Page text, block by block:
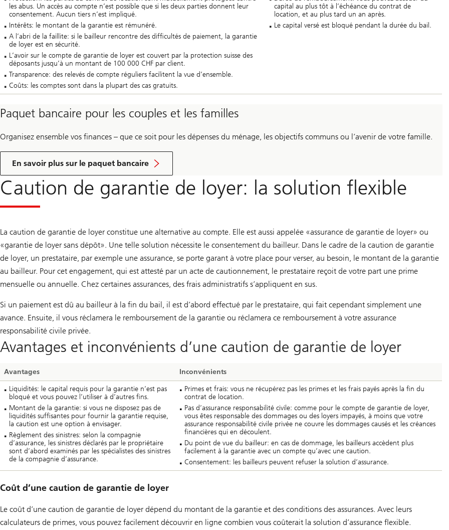
les abus. Un accès au compte n’est possible que si les deux parties donnent leur
consentement. Aucun tiers n’est impliqué.
Intérêts: le montant de la garantie est rémunéré.
A l’abri de la faillite: si le bailleur rencontre des difficultés de paiement, la garantie
de loyer est en sécurité.
L’avoir sur le compte de garantie de loyer est couvert par la protection suisse des
déposants jusqu’à un montant de 100 000 CHF par client.
Transparence: des relevés de compte réguliers facilitent la vue d’ensemble.
Coûts: les comptes sont dans la plupart des cas gratuits.
capital au plus tôt à l’échéance du contrat de
location, et au plus tard un an après.
Le capital versé est bloqué pendant la durée du bail.
Paquet bancaire pour les couples et les familles
Organisez ensemble vos finances – que ce soit pour les dépenses du ménage, les objectifs communs ou l’avenir de votre famille.
En savoir plus sur le paquet bancaire
Caution de garantie de loyer: la solution flexible
La caution de garantie de loyer constitue une alternative au compte. Elle est aussi appelée «assurance de garantie de loyer» ou
«garantie de loyer sans dépôt». Une telle solution nécessite le consentement du bailleur. Dans le cadre de la caution de garantie
de loyer, un prestataire, par exemple une assurance, se porte garant à votre place pour verser, au besoin, le montant de la garantie
au bailleur. Pour cet engagement, qui est attesté par un acte de cautionnement, le prestataire reçoit de votre part une prime
mensuelle ou annuelle. Chez certaines assurances, des frais administratifs s’appliquent en sus.
Si un paiement est dû au bailleur à la fin du bail, il est d’abord effectué par le prestataire, qui fait cependant simplement une
avance. Ensuite, il vous réclamera le remboursement de la garantie ou réclamera ce remboursement à votre assurance
responsabilité civile privée.
Avantages et inconvénients d’une caution de garantie de loyer
Avantages
Inconvénients
Liquidités: le capital requis pour la garantie n’est pas
bloqué et vous pouvez l’utiliser à d’autres fins.
Montant de la garantie: si vous ne disposez pas de
liquidités suffisantes pour fournir la garantie requise,
la caution est une option à envisager.
Règlement des sinistres: selon la compagnie
d’assurance, les sinistres déclarés par le propriétaire
sont d’abord examinés par les spécialistes des sinistres
de la compagnie d’assurance.
Primes et frais: vous ne récupérez pas les primes et les frais payés après la fin du
contrat de location.
Pas d’assurance responsabilité civile: comme pour le compte de garantie de loyer,
vous êtes responsable des dommages ou des loyers impayés, à moins que votre
assurance responsabilité civile privée ne couvre les dommages causés et les créances
financières qui en découlent.
Du point de vue du bailleur: en cas de dommage, les bailleurs accèdent plus
facilement à la garantie avec un compte qu’avec une caution.
Consentement: les bailleurs peuvent refuser la solution d’assurance.
Coût d’une caution de garantie de loyer
Le coût d’une caution de garantie de loyer dépend du montant de la garantie et des conditions des assurances. Avec leurs
calculateurs de primes, vous pouvez facilement découvrir en ligne combien vous coûterait la solution d’assurance flexible.